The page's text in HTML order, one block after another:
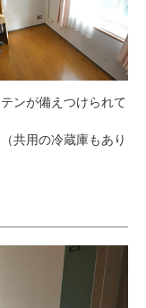
ンが備えつけられて
共用の冷蔵庫もあり